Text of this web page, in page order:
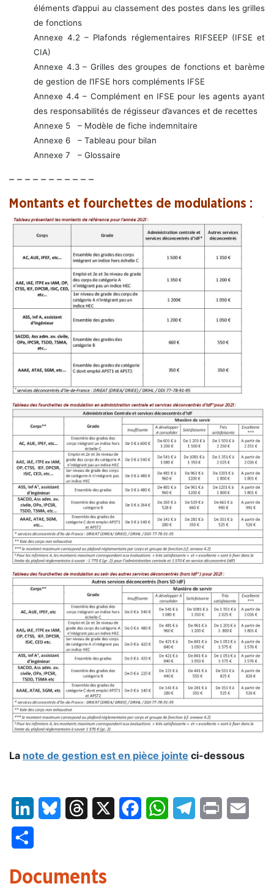
éléments d’appui au classement des postes dans les grilles
de fonctions
Annexe 4.2 – Plafonds réglementaires RIFSEEP (IFSE et
CIA)
Annexe 4.3 – Grilles des groupes de fonctions et barème
de gestion de l’IFSE hors compléments IFSE
Annexe 4.4 – Complément en IFSE pour les agents ayant
des responsabilités de régisseur d’avances et de recettes
Annexe 5 – Modèle de fiche indemnitaire
Annexe 6 – Tableau pour bilan
Annexe 7 – Glossaire
– – – – – – – – – – –
Montants et fourchettes de modulations :
La note de gestion est en pièce jointe ci-dessous
LinkedInBluesky Threads FacebookWhatsAppTelegram
Print
Documents